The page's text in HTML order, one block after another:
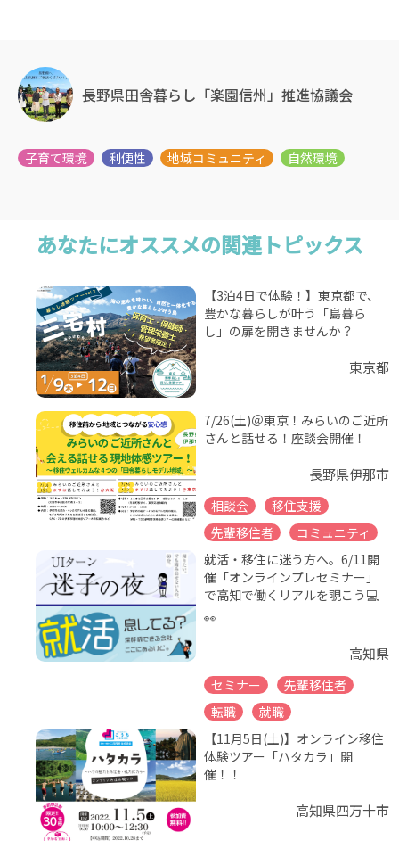
長野県田舎暮らし「楽園信州」推進協議会
あなたにオススメの関連トピックス
【3泊4日で体験！】東京都で、
豊かな暮らしが叶う「島暮ら
し」の扉を開きませんか？
東京都
7/26(土)＠東京！みらいのご近所
さんと話せる！座談会開催！
長野県伊那市
相談会
移住支援
先輩移住者
コミュニティ
就活・移住に迷う方へ。6/11開
催「オンラインプレセミナー」
で高知で働くリアルを覗こう💻
👀
高知県
セミナー
先輩移住者
転職
就職
【11月5日(土)】オンライン移住
体験ツアー「ハタカラ」開
催！！
高知県四万十市